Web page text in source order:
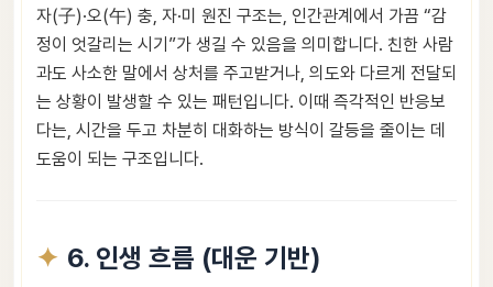
자(子)·오(午) 충, 자·미 원진 구조는, 인간관계에서 가끔 “감
정이 엇갈리는 시기”가 생길 수 있음을 의미합니다. 친한 사람
과도 사소한 말에서 상처를 주고받거나, 의도와 다르게 전달되
는 상황이 발생할 수 있는 패턴입니다. 이때 즉각적인 반응보
다는, 시간을 두고 차분히 대화하는 방식이 갈등을 줄이는 데
도움이 되는 구조입니다.
6. 인생 흐름 (대운 기반)